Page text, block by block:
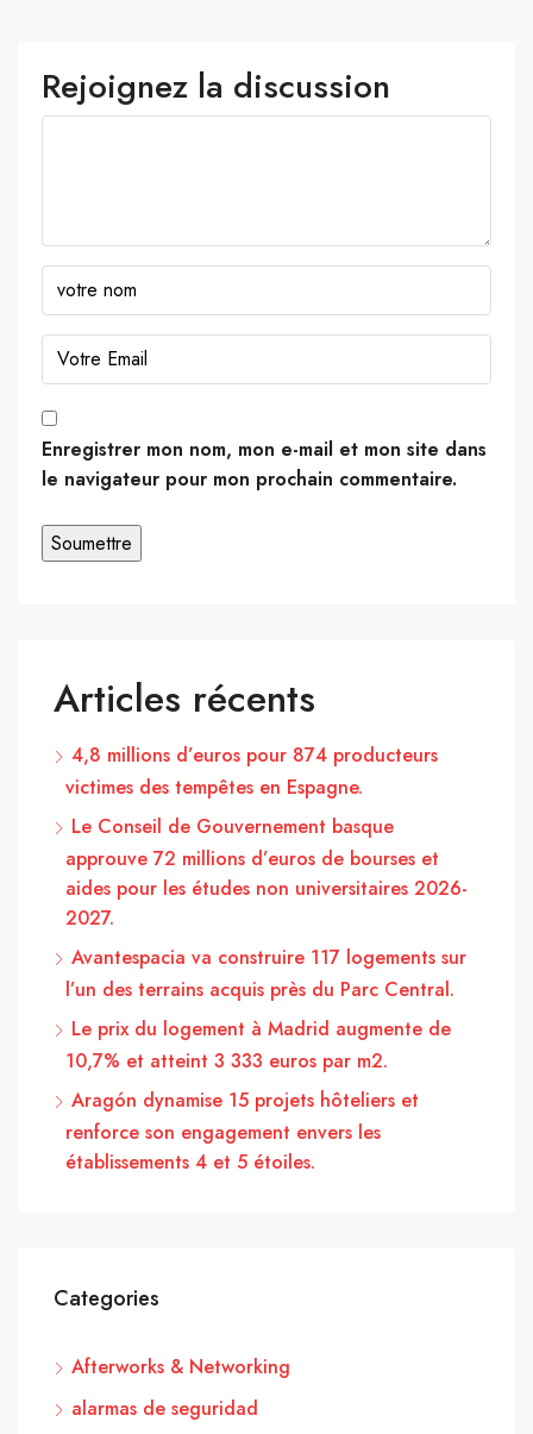
Rejoignez la discussion
Enregistrer mon nom, mon e-mail et mon site dans
le navigateur pour mon prochain commentaire.
Articles récents
4,8 millions d’euros pour 874 producteurs
victimes des tempêtes en Espagne.
Le Conseil de Gouvernement basque
approuve 72 millions d’euros de bourses et
aides pour les études non universitaires 2026-
2027.
Avantespacia va construire 117 logements sur
l’un des terrains acquis près du Parc Central.
Le prix du logement à Madrid augmente de
10,7% et atteint 3 333 euros par m2.
Aragón dynamise 15 projets hôteliers et
renforce son engagement envers les
établissements 4 et 5 étoiles.
Categories
Afterworks & Networking
alarmas de seguridad